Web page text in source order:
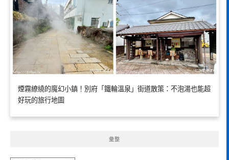
煙霧繚繞的魔幻小鎮！別府「鐵輪溫泉」街道散策：不泡湯也能超
好玩的旅行地圖
彙整